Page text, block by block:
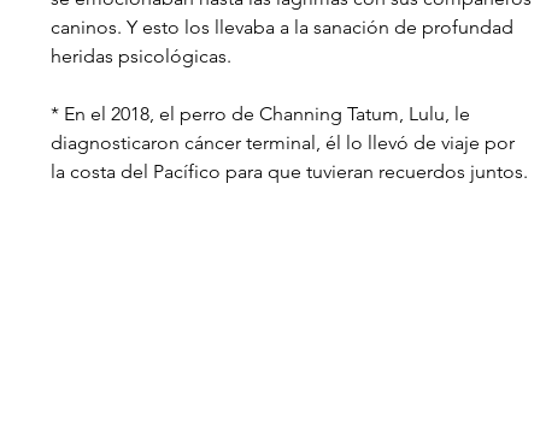
caninos. Y esto los llevaba a la sanación de profundad
heridas psicológicas.
* En el 2018, el perro de Channing Tatum, Lulu, le
diagnosticaron cáncer terminal, él lo llevó de viaje por
la costa del Pacífico para que tuvieran recuerdos juntos.